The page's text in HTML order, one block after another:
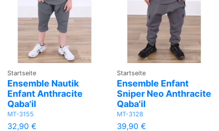
Startseite
Ensemble Nautik
Enfant Anthracite
Qaba'il
MT-3155
32,90 €
Startseite
Ensemble Enfant
Sniper Neo Anthracite
Qaba'il
MT-3128
39,90 €